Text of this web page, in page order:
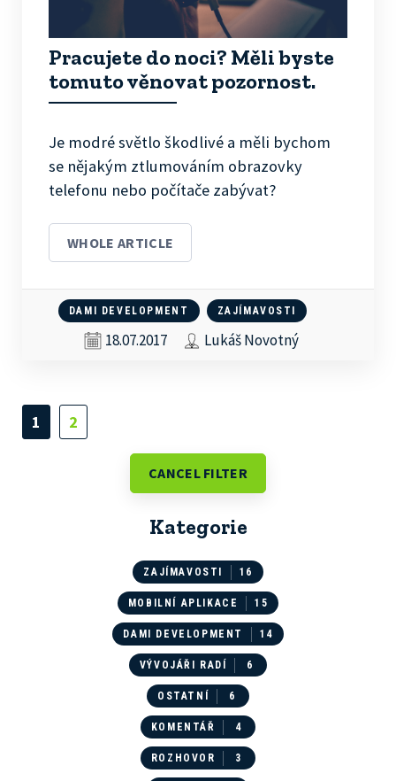
Pracujete do noci? Měli byste
tomuto věnovat pozornost.
Je modré světlo škodlivé a měli bychom
se nějakým ztlumováním obrazovky
telefonu nebo počítače zabývat?
WHOLE ARTICLE
DAMI DEVELOPMENT ZAJÍMAVOSTI
18.07.2017 Lukáš Novotný
1 2
CANCEL FILTER
Kategorie
ZAJÍMAVOSTI 16
MOBILNÍ APLIKACE 15
DAMI DEVELOPMENT 14
VÝVOJÁŘI RADÍ 6
OSTATNÍ 6
KOMENTÁŘ 4
ROZHOVOR 3